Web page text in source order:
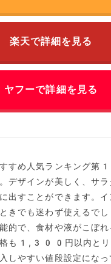
楽天で詳細を見る
ヤフーで詳細を見る
すすめ人気ランキング
デザインが美しく、サラ
出すことができます。
きでも迷わず使えるで
的で、食材や液がこぼれ
格も1,300円以内とリ
しやすい値段設定になっ